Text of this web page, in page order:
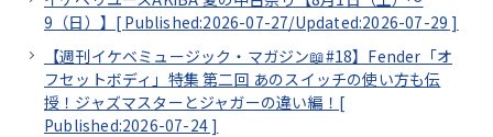
9（日）】[ Published:2026-07-27/Updated:2026-07-29 ]
【週刊イケベミュージック・マガジン📖#18】Fender「オ
フセットボディ」特集 第二回 あのスイッチの使い方も伝
授！ジャズマスターとジャガーの違い編！[
Published:2026-07-24 ]